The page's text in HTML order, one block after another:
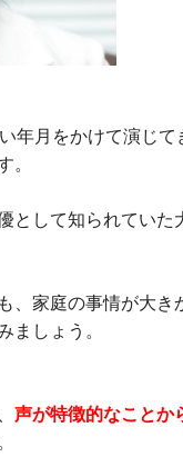
年月をかけて演じ
。
として知られてい
、家庭の事情が大
ましょう。
声が特徴的なことか